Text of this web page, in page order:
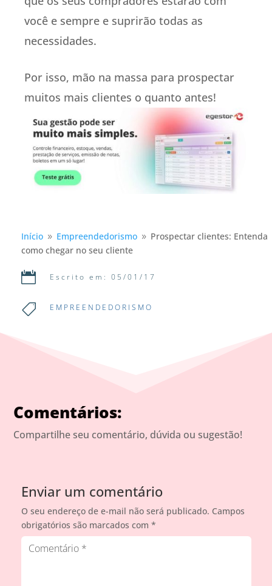
você e sempre e suprirão todas as
necessidades.
Por isso, mão na massa para prospectar
muitos mais clientes o quanto antes!
Início 9 Empreendedorismo 9 Prospectar clientes: Entenda
como chegar no seu cliente
 Escrito em: 05/01/17
 EMPREENDEDORISMO
Comentários:
Compartilhe seu comentário, dúvida ou sugestão!
Enviar um comentário
O seu endereço de e-mail não será publicado. Campos
obrigatórios são marcados com *